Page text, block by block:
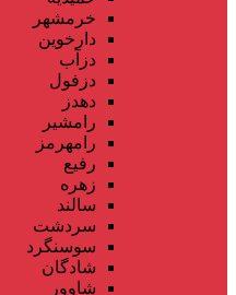
خرمشهر
دارخوین
دزآب
دزفول
دهدز
رامشیر
رامهرمز
رفیع
زهره
سالند
سردشت
سوسنگرد
شادگان
شاوور